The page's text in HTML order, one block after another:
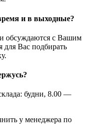
и в выходные?
обсуждаются с Вашим
для Вас подбирать
будни, 8.00 —
у менеджера по